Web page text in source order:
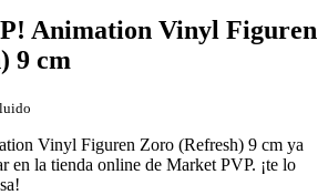
Animation Vinyl Figuren
9 cm
Vinyl Figuren Zoro (Refresh) 9 cm ya
en la tienda online de Market PVP. ¡te lo